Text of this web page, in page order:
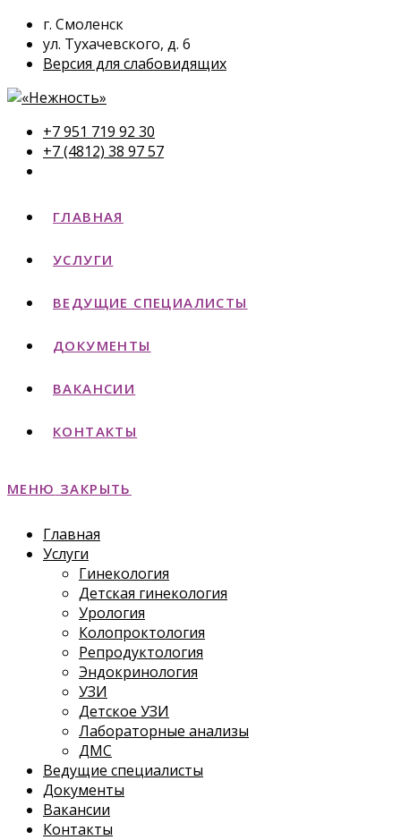
г. Смоленск
ул. Тухачевского, д. 6
Версия для слабовидящих
+7 951 719 92 30
+7 (4812) 38 97 57
ГЛАВНАЯ
УСЛУГИ
ВЕДУЩИЕ СПЕЦИАЛИСТЫ
ДОКУМЕНТЫ
ВАКАНСИИ
КОНТАКТЫ
МЕНЮ ЗАКРЫТЬ
Главная
Услуги
Гинекология
Детская гинекология
Урология
Колопроктология
Репродуктология
Эндокринология
УЗИ
Детское УЗИ
Лабораторные анализы
ДМС
Ведущие специалисты
Документы
Вакансии
Контакты